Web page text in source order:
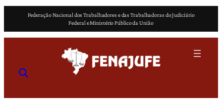
o
Federação Nacional dos Trabalhadores e das Trabalhadoras do Judiciário
Federal e Ministério Público da União